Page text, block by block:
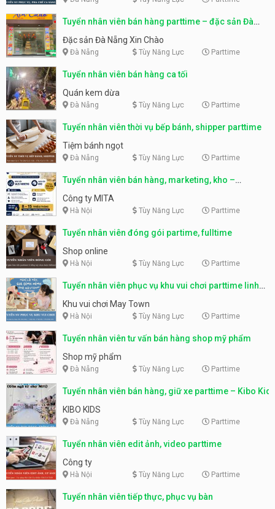
Tuyển nhân viên bán hàng parttime – đặc sản Đà
Nẵng
Đặc sản Đà Nẵng Xin Chào
Đà Nẵng Tùy Năng Lực Parttime
Tuyển nhân viên bán hàng ca tối
Quán kem dừa
Đà Nẵng Tùy Năng Lực Parttime
Tuyển nhân viên thời vụ bếp bánh, shipper parttime
Tiệm bánh ngọt
Đà Nẵng Tùy Năng Lực Parttime
Tuyển nhân viên bán hàng, marketing, kho –
parttime, fulltime
Công ty MITA
Hà Nội Tùy Năng Lực Parttime
Tuyển nhân viên đóng gói partime, fulltime
Shop online
Hà Nội Tùy Năng Lực Parttime
Tuyển nhân viên phục vụ khu vui chơi parttime linh
động
Khu vui chơi May Town
Hà Nội Tùy Năng Lực Parttime
Tuyển nhân viên tư vấn bán hàng shop mỹ phẩm
Shop mỹ phẩm
Đà Nẵng Tùy Năng Lực Parttime
Tuyển nhân viên bán hàng, giữ xe parttime – Kibo Kid
KIBO KIDS
Đà Nẵng Tùy Năng Lực Parttime
Tuyển nhân viên edit ảnh, video parttime
Công ty
Hà Nội Tùy Năng Lực Parttime
Tuyển nhân viên tiếp thực, phục vụ bàn